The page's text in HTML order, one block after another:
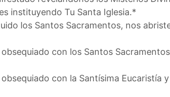
instituyendo Tu Santa Iglesia.*
los Santos Sacramentos, nos
con los Santos
con la Santísima Eucaristía y